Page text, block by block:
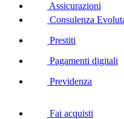
Assicurazioni
Consulenza
Prestiti
Pagamenti digitali
Previdenza
Fai acquisti